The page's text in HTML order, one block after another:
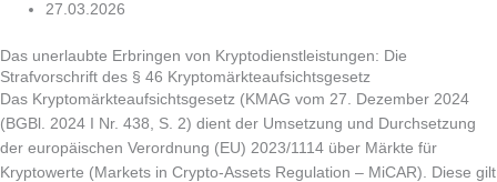
27.03.2026
Das unerlaubte Erbringen von Kryptodienstleistungen: Die
Strafvorschrift des § 46 Kryptomärkteaufsichtsgesetz
Das Kryptomärkteaufsichtsgesetz (KMAG vom 27. Dezember 2024
(BGBl. 2024 I Nr. 438, S. 2) dient der Umsetzung und Durchsetzung
der europäischen Verordnung (EU) 2023/1114 über Märkte für
Kryptowerte (Markets in Crypto-Assets Regulation – MiCAR). Diese gilt